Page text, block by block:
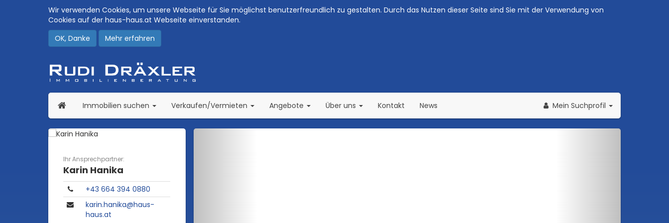
Wir verwenden Cookies, um unsere Webseite für Sie möglichst benutzerfreundlich zu gestalten. Durch das Nutzen dieser Seite sind Sie mit der Verwendung von
Cookies auf der haus-haus.at Webseite einverstanden.
OK, Danke
Mehr erfahren
Immobilien suchen (current)Verkaufen/Vermieten (current)Angebote Über uns (current)Kontakt News Mein Suchprofil
Weiter
Ihr Ansprechpartner:
Karin Hanika
​+43 664 394 0880
karin.hanika@haus-
haus.at